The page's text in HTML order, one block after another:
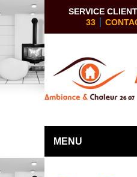
SERVICE
33
MENU